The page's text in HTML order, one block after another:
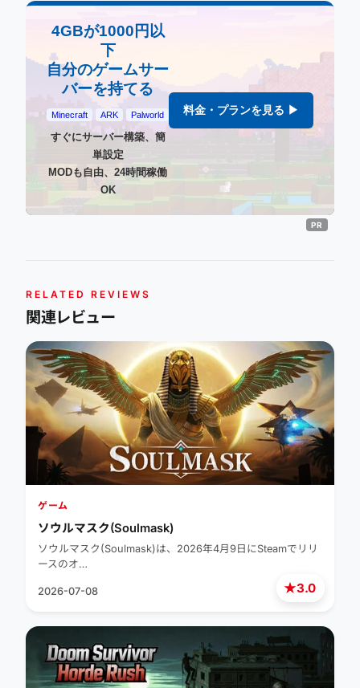
4GBが1000円以
下
自分のゲームサー
バーを持てる
Minecraft ARK Palworld
すぐにサーバー構築、簡
単設定
MODも自由、24時間稼働
OK
料金・プランを見る ▶
RELATED REVIEWS
関連レビュー
★3.0
ゲーム
ソウルマスク(Soulmask)
ソウルマスク(Soulmask)は、2026年4月9日にSteamでリリ
ースのオ…
2026-07-08